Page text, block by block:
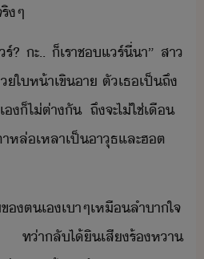
ๆ
ร์​?​ ​ะ​..​ ​็​เรา​ช​แร์​ี่​า​”​ ​สา​
ให้า​เขิา​ ​ตั​เธ​เป็​ถึ​
ไ่​ต่าั​ ​ถึ​จะ​ไ่ใช่​เื​
หล่เหลา​เป็​าุธ​และ​ฮต​
ตเ​เา​ๆ​เหื​ลำาใจ​
ท่า​ลั​ไ้ิ​เสีร้​หา​